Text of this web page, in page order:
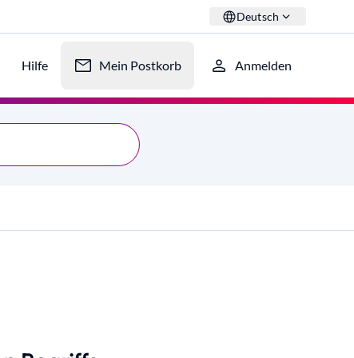
Deutsch
Hilfe Mein Postkorb Anmelden